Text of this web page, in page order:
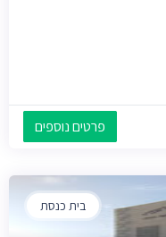
פרטים נוספים
בית כנסת